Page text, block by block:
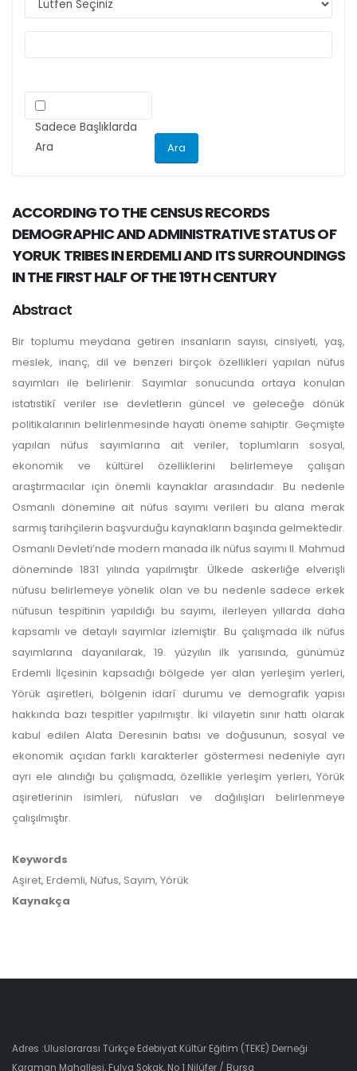
ilgili kriteri göz önünde bulundurarak
Sadece Başlıklarda
Ara
ACCORDING TO THE CENSUS RECORDS
DEMOGRAPHIC AND ADMINISTRATIVE STATUS OF
YORUK TRIBES IN ERDEMLI AND ITS SURROUNDINGS
IN THE FIRST HALF OF THE 19TH CENTURY
Abstract
Bir toplumu meydana getiren insanların sayısı, cinsiyeti, yaş,
meslek, inanç, dil ve benzeri birçok özellikleri yapılan nüfus
sayımları ile belirlenir. Sayımlar sonucunda ortaya konulan
istatistikî veriler ise devletlerin güncel ve geleceğe dönük
politikalarının belirlenmesinde hayati öneme sahiptir. Geçmişte
yapılan nüfus sayımlarına ait veriler, toplumların sosyal,
ekonomik ve kültürel özelliklerini belirlemeye çalışan
araştırmacılar için önemli kaynaklar arasındadır. Bu nedenle
Osmanlı dönemine ait nüfus sayımı verileri bu alana merak
sarmış tarihçilerin başvurduğu kaynakların başında gelmektedir.
Osmanlı Devleti’nde modern manada ilk nüfus sayımı II. Mahmud
döneminde 1831 yılında yapılmıştır. Ülkede askerliğe elverişli
nüfusu belirlemeye yönelik olan ve bu nedenle sadece erkek
nüfusun tespitinin yapıldığı bu sayımı, ilerleyen yıllarda daha
kapsamlı ve detaylı sayımlar izlemiştir. Bu çalışmada ilk nüfus
sayımlarına dayanılarak, 19. yüzyılın ilk yarısında, günümüz
Erdemli İlçesinin kapsadığı bölgede yer alan yerleşim yerleri,
Yörük aşiretleri, bölgenin idarî durumu ve demografik yapısı
hakkında bazı tespitler yapılmıştır. İki vilayetin sınır hattı olarak
kabul edilen Alata Deresinin batısı ve doğusunun, sosyal ve
ekonomik açıdan farklı karakterler göstermesi nedeniyle ayrı
ayrı ele alındığı bu çalışmada, özellikle yerleşim yerleri, Yörük
aşiretlerinin isimleri, nüfusları ve dağılışları belirlenmeye
çalışılmıştır.
Keywords
Aşiret, Erdemli, Nüfus, Sayım, Yörük
Kaynakça
Adres :Uluslararası Türkçe Edebiyat Kültür Eğitim (TEKE) Derneği
Karaman Mahallesi, Fulya Sokak, No 1 Nilüfer / Bursa